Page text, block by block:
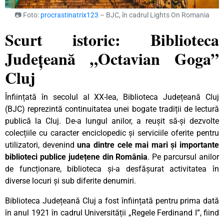
📷 Foto: procrastinatrix123 – BJC, în cadrul Lights On Romania
Scurt istoric: Biblioteca
Județeană „Octavian Goga”
Cluj
Înființată în secolul al XX-lea, Biblioteca Județeană Cluj
(BJC) reprezintă continuitatea unei bogate tradiții de lectură
publică la Cluj. De-a lungul anilor, a reușit să-și dezvolte
colecțiile cu caracter enciclopedic și serviciile oferite pentru
utilizatori, deveninduna dintre cele mai mari și importante
biblioteci publice județene din România. Pe parcursul anilor
de funcționare, biblioteca și-a desfășurat activitatea în
diverse locuri și sub diferite denumiri.
Biblioteca Județeană Cluj a fost înființată pentru prima dată
în anul 1921 în cadrul Universității „Regele Ferdinand I”, fiind